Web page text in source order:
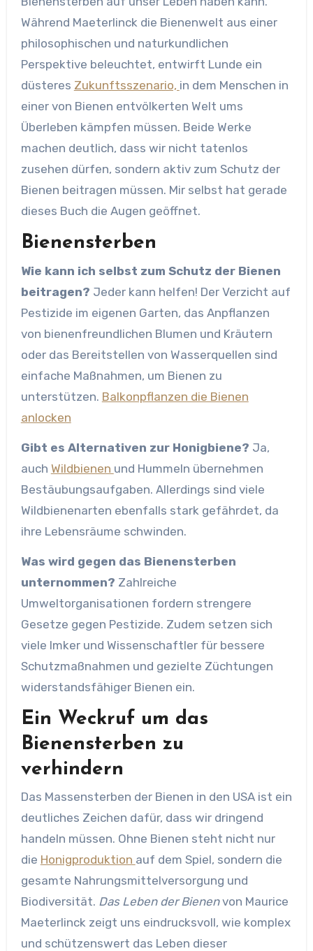
Während Maeterlinck die Bienenwelt aus einer
philosophischen und naturkundlichen
Perspektive beleuchtet, entwirft Lunde ein
düsteres Zukunftsszenario, in dem Menschen in
einer von Bienen entvölkerten Welt ums
Überleben kämpfen müssen. Beide Werke
machen deutlich, dass wir nicht tatenlos
zusehen dürfen, sondern aktiv zum Schutz der
Bienen beitragen müssen. Mir selbst hat gerade
dieses Buch die Augen geöffnet.
Bienensterben
Wie kann ich selbst zum Schutz der Bienen
beitragen? Jeder kann helfen! Der Verzicht auf
Pestizide im eigenen Garten, das Anpflanzen
von bienenfreundlichen Blumen und Kräutern
oder das Bereitstellen von Wasserquellen sind
einfache Maßnahmen, um Bienen zu
unterstützen. Balkonpflanzen die Bienen
anlocken
Gibt es Alternativen zur Honigbiene? Ja,
auch Wildbienen und Hummeln übernehmen
Bestäubungsaufgaben. Allerdings sind viele
Wildbienenarten ebenfalls stark gefährdet, da
ihre Lebensräume schwinden.
Was wird gegen das Bienensterben
unternommen? Zahlreiche
Umweltorganisationen fordern strengere
Gesetze gegen Pestizide. Zudem setzen sich
viele Imker und Wissenschaftler für bessere
Schutzmaßnahmen und gezielte Züchtungen
widerstandsfähiger Bienen ein.
Ein Weckruf um das
Bienensterben zu
verhindern
Das Massensterben der Bienen in den USA ist ein
deutliches Zeichen dafür, dass wir dringend
handeln müssen. Ohne Bienen steht nicht nur
die Honigproduktion auf dem Spiel, sondern die
gesamte Nahrungsmittelversorgung und
Biodiversität. Das Leben der Bienenvon Maurice
Maeterlinck zeigt uns eindrucksvoll, wie komplex
und schützenswert das Leben dieser